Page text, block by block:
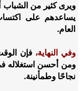
ويرى كثير من الشباب
يساعدهم على
العام.
وفي النهاية، فإن
ومن أحسن استغلاله
نجاحًا وطمأنينة.